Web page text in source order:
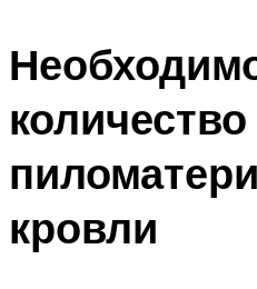
количество
кровли